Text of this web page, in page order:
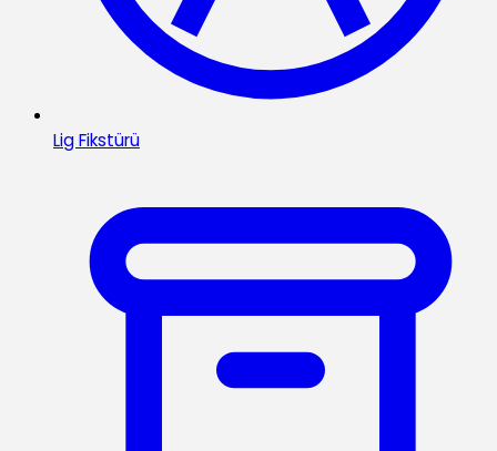
Lig Fikstürü